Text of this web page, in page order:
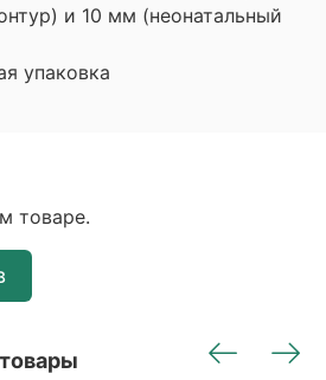
и 10 мм (неонатальный
упаковка
товаре.